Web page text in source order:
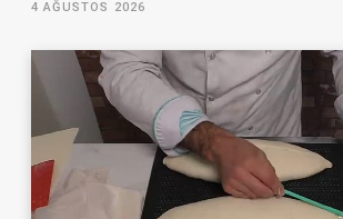
4 AĞUSTOS 2026